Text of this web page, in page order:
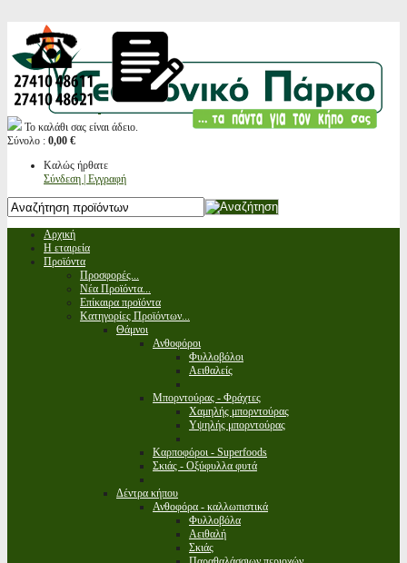
Το καλάθι σας είναι άδειο.
Σύνολο : 0,00 €
Καλώς ήρθατε
Σύνδεση | Εγγραφή
Αρχική
Η εταιρεία
Προϊόντα
Προσφορές...
Νέα Προϊόντα...
Επίκαιρα προϊόντα
Κατηγορίες Προϊόντων...
Θάμνοι
Ανθοφόροι
Φυλλοβόλοι
Αειθαλείς
Μπορντούρας - Φράχτες
Χαμηλής μπορντούρας
Υψηλής μπορντούρας
Καρποφόροι - Superfoods
Σκιάς - Οξύφυλλα φυτά
Δέντρα κήπου
Ανθοφόρα - καλλωπιστικά
Φυλλοβόλα
Αειθαλή
Σκιάς